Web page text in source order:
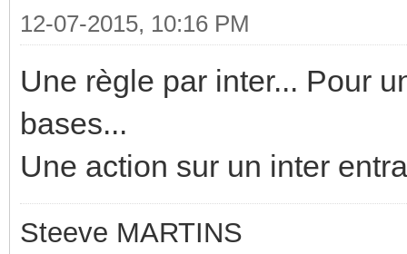
12-07-2015, 10:16 PM
Une règle par inter... Pour
bases...
Une action sur un inter
Steeve MARTINS